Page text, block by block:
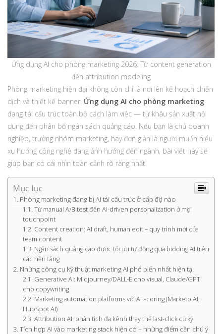
Ứng dụng AI cho phòng marketing 2026: Từ content generation
đến attribution modeling
Phòng marketing hiện đại không còn chỉ là nơi lên kế hoạch chiến
dịch và thiết kế banner. Ứng dụng AI cho phòng marketing
đang tái cấu trúc toàn bộ cách làm việc — từ khâu sản xuất nội
dung đến phân bổ ngân sách quảng cáo. Nếu bạn là chủ doanh
nghiệp, trưởng nhóm marketing, hay đơn giản là người muốn hiểu
xu hướng công nghệ đang ảnh hưởng đến ngành, bài viết này sẽ
giúp bạn có cái nhìn toàn cảnh rõ ràng nhất.
Mục lục
Phòng marketing đang bị AI tái cấu trúc ở cấp độ nào
Từ manual A/B test đến AI-driven personalization ở mọi
touchpoint
Content creation: AI draft, human edit – quy trình mới của
team content
Ngân sách quảng cáo được tối ưu tự động qua bidding AI trên
các nền tảng
Những công cụ kỹ thuật marketing AI phổ biến nhất hiện tại
Generative AI: Midjourney/DALL-E cho visual, Claude/GPT
cho copywriting
Marketing automation platforms với AI scoring (Marketo AI,
HubSpot AI)
Attribution AI: phân tích đa kênh thay thế last-click cũ kỹ
Tích hợp AI vào marketing stack hiện có – những điểm cần chú ý